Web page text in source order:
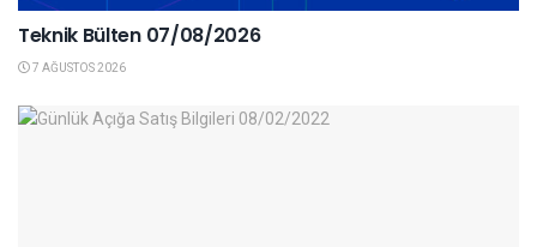
Teknik Bülten 07/08/2026
7 AĞUSTOS 2026